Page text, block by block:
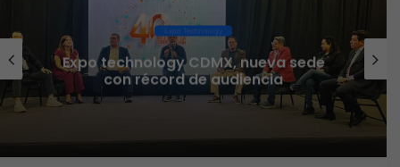
Expo Technology
Expo technology CDMX, nueva sede
con récord de audiencia